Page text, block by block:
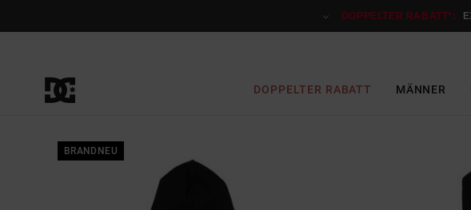
DOPPELTER RABATT*:
DOPPELTER RABATT MÄNNER
BRANDNEU